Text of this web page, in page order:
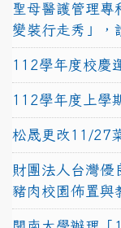
聖母醫護管理專
變裝行走秀」，
112學年度校慶
112學年度上學
松晟更改11/27
財團法人台灣優
豬肉校園佈置與